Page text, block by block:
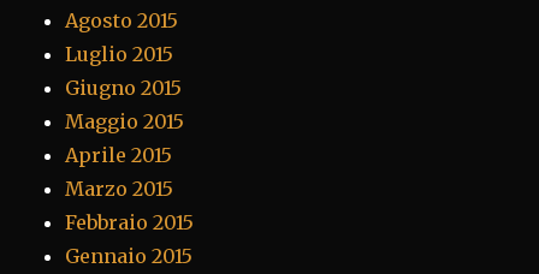
Agosto 2015
Luglio 2015
Giugno 2015
Maggio 2015
Aprile 2015
Marzo 2015
Febbraio 2015
Gennaio 2015